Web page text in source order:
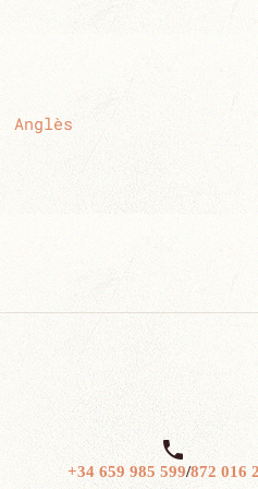
Anglès

+34 659 985 599/872 016